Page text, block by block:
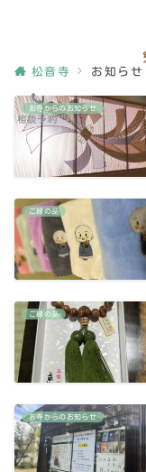
相談予約
松音寺 お知らせ
お寺からのお知らせ
ご縁の品
ご縁の品
お寺からのお知らせ